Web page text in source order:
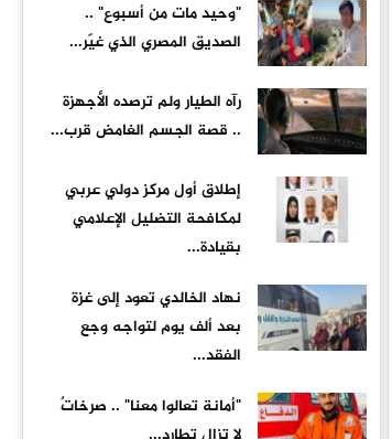
"وحيد مات من أسبوع" ..
الصديق المصري الذي غيّر...
رآه الطيار ولم ترصده الأجهزة
.. قصة الجسم الغامض قرب...
إطلاق أول مركز دولي عربي
لمكافحة التضليل الإعلامي
بقيادة...
نهاد الخالدي تعود إلى غزة
بعد ألف يوم لتواجه وجع
الفقد...
"أمانة تعالوا معنا" .. صرخاتٌ